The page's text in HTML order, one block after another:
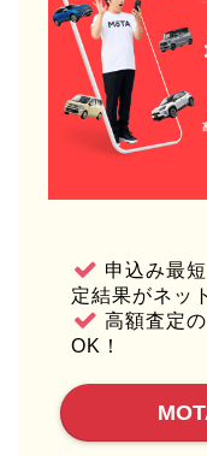
申込み最
定結果がネッ
高額査定
OK！